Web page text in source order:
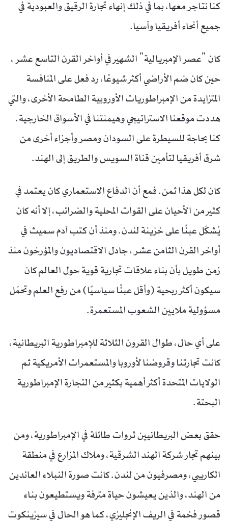
كنا نتاجر معها، بما في ذلك إنهاء تجارة الرقيق والعبودية في
جميع أنحاء أفريقيا وآسيا.
كان “عصر الإمبريالية” الشهير في أواخر القرن التاسع عشر ،
حين كان ضم الأراضي أكثر شيوعًا، رد فعل على المنافسة
المتزايدة من الإمبراطوريات الأوروبية الطامحة الأخرى، والتي
هددت موقعنا الاستراتيجي وهيمنتنا في الأسواق الخارجية.
كنا بحاجة للسيطرة على السودان ومصر وأجزاء أخرى من
شرق أفريقيا لتأمين قناة السويس والطريق إلى الهند.
كان لكل هذا ثمن. فمع أن الدفاع الاستعماري كان يعتمد في
كثير من الأحيان على القوات المحلية والضرائب، إلا أنه كان
يُشكّل عبئًا على خزينة لندن. ومنذ أن كتب آدم سميث في
أواخر القرن الثامن عشر ، جادل الاقتصاديون والمؤرخون منذ
زمن طويل بأن بناء علاقات تجارية قوية حول العالم كان
سيكون أكثر ربحية (وأقل عبئًا سياسيًا) من رفع العلم وتحمّل
مسؤولية ملايين الشعوب المستعمرة.
على أي حال، طوال القرون الثلاثة للإمبراطورية البريطانية،
كانت تجارتنا وقروضنا لأوروبا والمستعمرات الأمريكية ثم
الولايات المتحدة أكثر أهمية بكثير من التجارة الإمبراطورية
البحتة.
حقق بعض البريطانيين ثروات طائلة في الإمبراطورية، ومن
بينهم تجار شركة الهند الشرقية، وملاك المزارع في منطقة
الكاريبي، ومصرفيون من لندن. كانت صورة النبلاء العائدين
من الهند، والذين يعيشون حياة مترفة ويستطيعون بناء
قصور فخمة في الريف الإنجليزي، كما هو الحال في سيزينكوت